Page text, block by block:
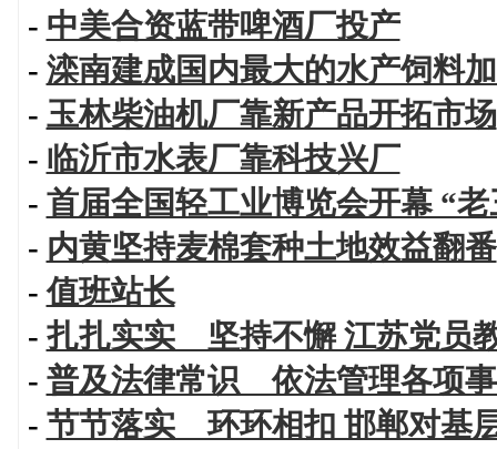
- 中美合资蓝带啤酒厂投产
- 滦南建成国内最大的水产饲料
- 玉林柴油机厂靠新产品开拓市场
- 临沂市水表厂靠科技兴厂
- 首届全国轻工业博览会开幕 “
- 内黄坚持麦棉套种土地效益翻番
-值班站长
- 扎扎实实 坚持不懈 江苏党员
- 普及法律常识 依法管理各项
- 节节落实 环环相扣 邯郸对基